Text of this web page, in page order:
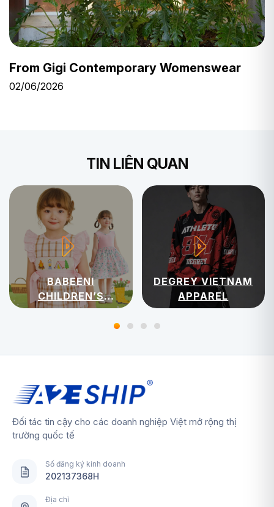
From Gigi Contemporary Womenswear
02/06/2026
TIN LIÊN QUAN
BABEENI
CHILDREN’S
APPAREL
DEGREY VIETNAM
APPAREL
Đối tác tin cậy cho các doanh nghiệp Việt mở rộng thị
trường quốc tế
Số đăng ký kinh doanh
202137368H
Địa chỉ